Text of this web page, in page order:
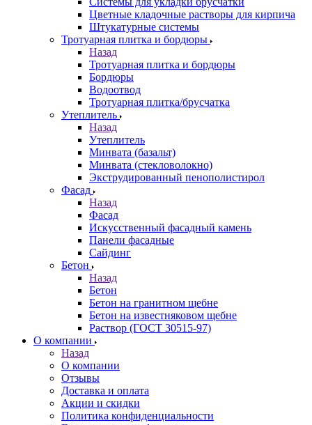
Цветные кладочные растворы для кирпича
Штукатурные системы
Тротуарная плитка и бордюры
Назад
Тротуарная плитка и бордюры
Бордюры
Водоотвод
Тротуарная плитка/брусчатка
Утеплитель
Назад
Утеплитель
Минвата (базальт)
Минвата (стекловолокно)
Экструдированный пенополистирол
Фасад
Назад
Фасад
Искусственный фасадный камень
Панели фасадные
Сайдинг
Бетон
Назад
Бетон
Бетон на гранитном щебне
Бетон на известняковом щебне
Раствор (ГОСТ 30515-97)
О компании
Назад
О компании
Отзывы
Доставка и оплата
Акции и скидки
Политика конфиденциальности